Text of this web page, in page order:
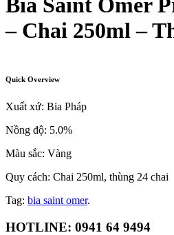
– Chai 250ml –
Quick Overview
Xuất xứ: Bia Pháp
Nồng độ: 5.0%
Màu sắc: Vàng
Quy cách: Chai 250ml, thùng 24 chai
Tag: bia saint omer.
HOTLINE: 0941 64 9494